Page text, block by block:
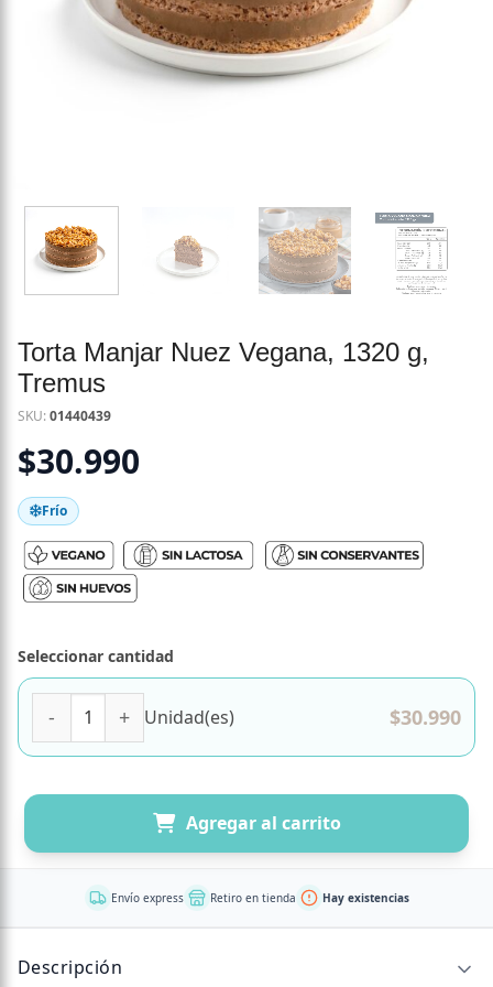
Torta Manjar Nuez Vegana, 1320 g,
Tremus
SKU:01440439
$30.990
Frío
Seleccionar cantidad
Unidad(es) $30.990
Agregar al carrito
Envío express Retiro en tienda Hay existencias
Descripción